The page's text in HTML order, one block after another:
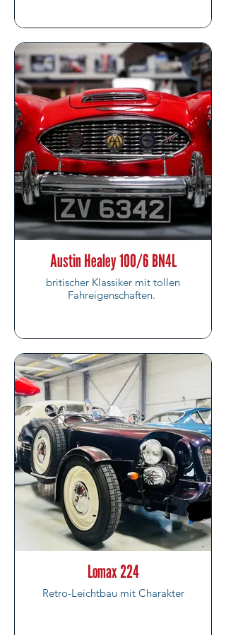
Austin Healey 100/6 BN4L
britischer Klassiker mit tollen
Fahreigenschaften.
Lomax 224
Retro-Leichtbau mit Charakter